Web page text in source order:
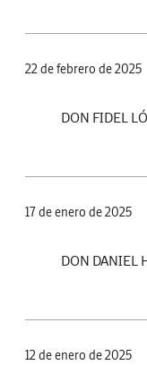
22 de febrero de 2025
DON FIDEL
17 de enero de 2025
DON DANIEL
12 de enero de 2025